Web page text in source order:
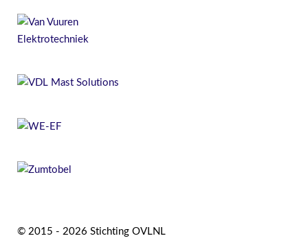
© 2015 - 2026 Stichting OVLNL